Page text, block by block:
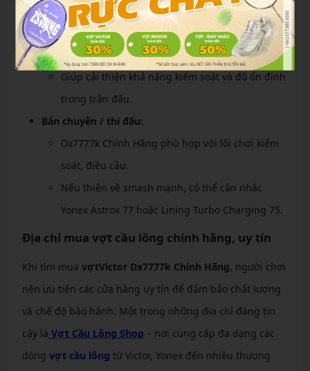
Windstorm 72.
Người chơi phong trào:
Dx7777k Chính Hãng là lựa chọn hợp lý.
Giúp cải thiện khả năng kiểm soát và độ ổn định
trong trận đấu.
Bán chuyên / thi đấu:
Dx7777k Chính Hãng phù hợp với lối chơi kiểm
soát, điều cầu.
Nếu thiên về smash mạnh, có thể cân nhắc
Yonex Astrox 77 hoặc Lining Turbo Charging 75.
Địa chỉ mua vợt cầu lông chính hãng, uy tín
Khi tìm mua vợtVictor Dx7777k Chính Hãng, người chơi
nên ưu tiên các cửa hàng uy tín để đảm bảo chất lượng
và chế độ bảo hành. Một trong những địa chỉ đáng tin
cậy là Vợt Cầu Lông Shop – nơi cung cấp đa dạng các
dòng vợt cầu lông từ Victor, Yonex đến nhiều thương